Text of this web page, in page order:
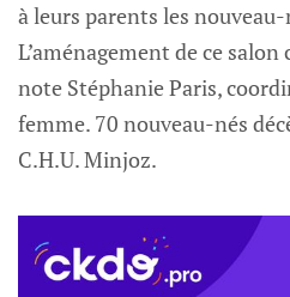
à leurs parents les nouveau-
L’aménagement de ce
note Stéphanie Paris,
femme. 70 nouveau-nés
C.H.U. Minjoz.